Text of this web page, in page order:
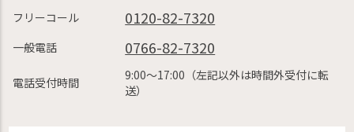
フリーコール 0120-82-7320
一般電話 0766-82-7320
電話受付時間
9:00〜17:00（左記以外は時間外受付に転
送）